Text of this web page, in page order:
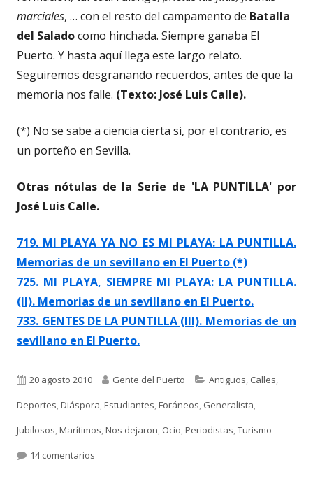
marciales, … con el resto del campamento de Batalla
del Saladocomo hinchada. Siempre ganaba El
Puerto. Y hasta aquí llega este largo relato.
Seguiremos desgranando recuerdos, antes de que la
memoria nos falle. (Texto: José Luis Calle).
(*) No se sabe a ciencia cierta si, por el contrario, es
un porteño en Sevilla.
Otras nótulas de la Serie de 'LA PUNTILLA' por
José Luis Calle.
719. MI PLAYA YA NO ES MI PLAYA: LA PUNTILLA.
Memorias de un sevillano en El Puerto (*)
725. MI PLAYA, SIEMPRE MI PLAYA: LA PUNTILLA.
(II). Memorias de un sevillano en El Puerto.
733. GENTES DE LA PUNTILLA (III). Memorias de un
sevillano en El Puerto.
Publicado
el
20 agosto 2010 Autor
Gente del Puerto Categorías
Antiguos, Calles,
Deportes,Diáspora,Estudiantes,Foráneos, Generalista,
Jubilosos,Marítimos,Nos dejaron, Ocio,Periodistas,Turismo
14 comentarios